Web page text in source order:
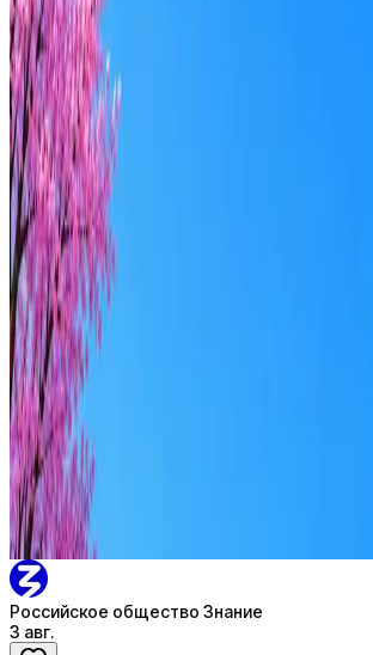
Российское
5 активных вакансий
Стратегия поиска с AI: рынки,
Ежедневный подбор из 600+
Российское общество Знание
3 авг.